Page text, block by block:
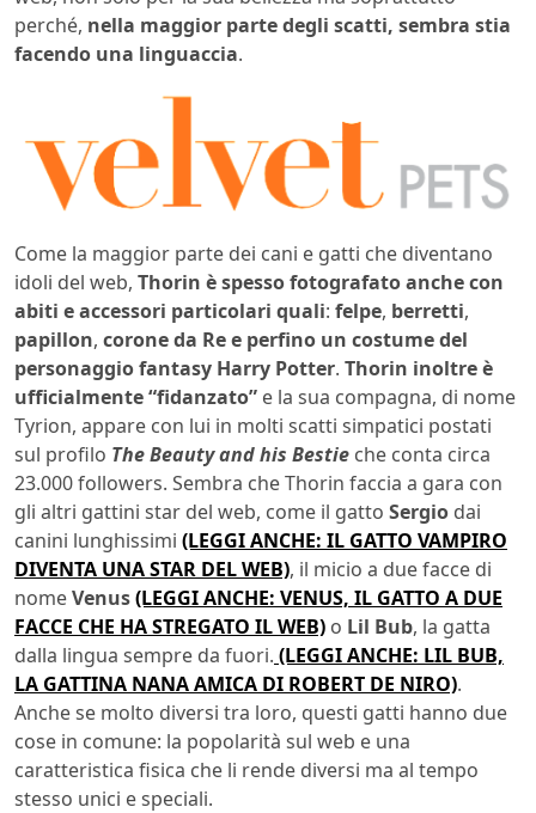
perché, nella maggior parte degli scatti, sembra stia
facendo una linguaccia.
Come la maggior parte dei cani e gatti che diventano
idoli del web, Thorin è spesso fotografato anche con
abiti e accessori particolari quali: felpe, berretti,
papillon, corone da Re e perfino un costume del
personaggio fantasy Harry Potter. Thorin inoltre è
ufficialmente “fidanzato” e la sua compagna, di nome
Tyrion, appare con lui in molti scatti simpatici postati
sul profilo The Beauty and his Bestie che conta circa
23.000 followers. Sembra che Thorin faccia a gara con
gli altri gattini star del web, come il gatto Sergio dai
canini lunghissimi (LEGGI ANCHE: IL GATTO VAMPIRO
DIVENTA UNA STAR DEL WEB), il micio a due facce di
nomeVenus(LEGGI ANCHE: VENUS, IL GATTO A DUE
FACCE CHE HA STREGATO IL WEB) o Lil Bub, la gatta
dalla lingua sempre da fuori. (LEGGI ANCHE: LIL BUB,
LA GATTINA NANA AMICA DI ROBERT DE NIRO).
Anche se molto diversi tra loro, questi gatti hanno due
cose in comune: la popolarità sul web e una
caratteristica fisica che li rende diversi ma al tempo
stesso unici e speciali.